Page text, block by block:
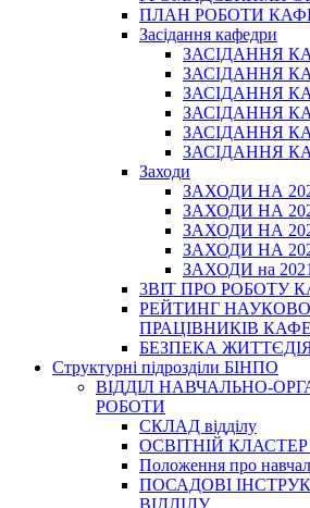
ПЛАН РОБОТИ
Засідання кафедри
ЗАСІДАННЯ
ЗАСІДАННЯ
ЗАСІДАННЯ
ЗАСІДАННЯ
ЗАСІДАННЯ
ЗАСІДАННЯ
Заходи
ЗАХОДИ НА
ЗАХОДИ НА
ЗАХОДИ НА
ЗАХОДИ НА
ЗАХОДИ на
3BIT ПРО РОБОТУ
РЕЙТИНГ
ПРАЦІВНИКІВ
БЕЗПЕКА
Структурні підрозділи БІНПО
ВІДДІЛ НАВЧАЛЬНО-
РОБОТИ
СКЛАД відділу
ОСВІТНІЙ КЛАСТЕР
Положення про
ПОСАДОВІ
ВІДДІЛУ